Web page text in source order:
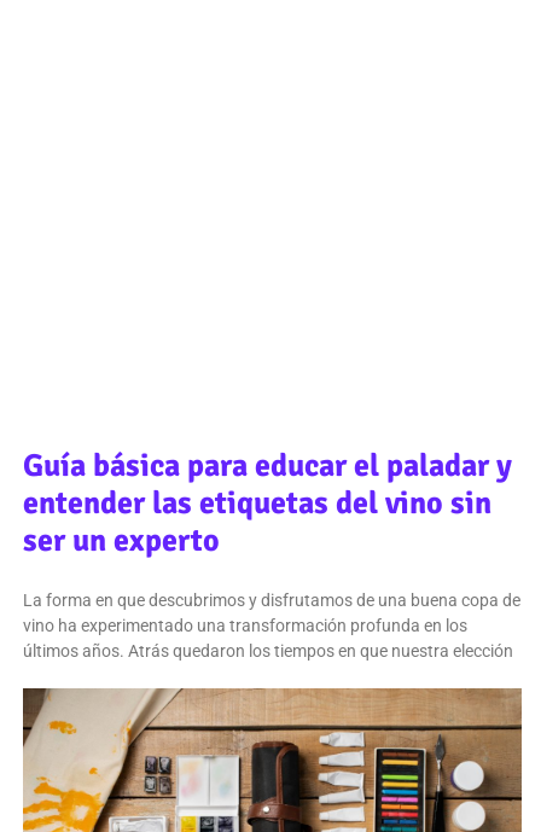
Guía básica para educar el paladar y
entender las etiquetas del vino sin
ser un experto
La forma en que descubrimos y disfrutamos de una buena copa de
vino ha experimentado una transformación profunda en los
últimos años. Atrás quedaron los tiempos en que nuestra elección